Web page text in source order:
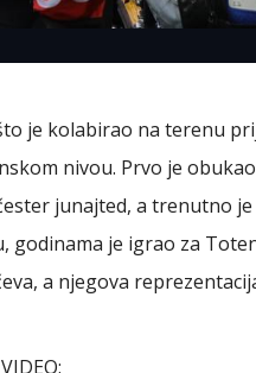
je kolabirao na terenu
nivou. Prvo je
junajted, a trenutno
godinama je igrao za
a njegova